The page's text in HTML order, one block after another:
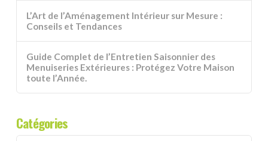
L’Art de l’Aménagement Intérieur sur Mesure :
Conseils et Tendances
Guide Complet de l’Entretien Saisonnier des
Menuiseries Extérieures : Protégez Votre Maison
toute l’Année.
Catégories